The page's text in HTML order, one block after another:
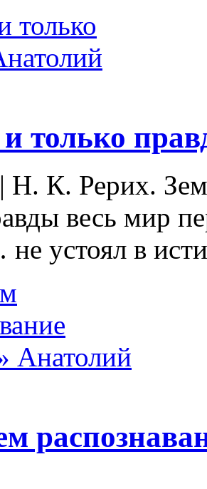
только
| Н. К. Рерих.
весь мир
устоял в